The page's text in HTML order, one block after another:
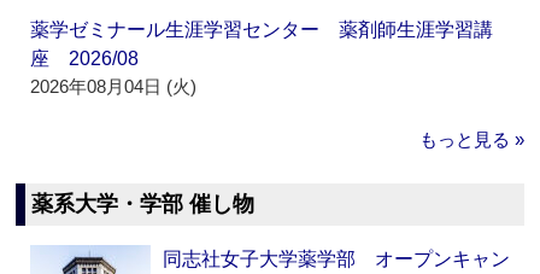
薬学ゼミナール生涯学習センター 薬剤師生涯学習講
座 2026/08
2026年08月04日 (火)
もっと見る »
薬系大学・学部 催し物
同志社女子大学薬学部 オープンキャン